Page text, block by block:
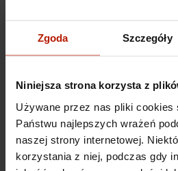
Zgoda Szczegóły
Niniejsza strona korzysta z
Używane przez nas pliki cookies
Państwu najlepszych wrażeń
naszej strony internetowej.
korzystania z niej, podczas gdy
€802.45